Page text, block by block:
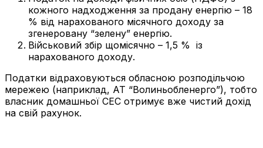
кожного надходження за продану енергію – 18
% від нарахованого місячного доходу за
згенеровану “зелену” енергію.
Військовий збір щомісячно – 1,5 % із
нарахованого доходу.
Податки відраховуються обласною розподільчою
мережею (наприклад, АТ “Волиньобленерго”), тобто
власник домашньої СЕС отримує вже чистий дохід
на свій рахунок.